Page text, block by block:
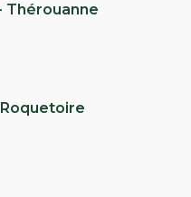
Thérouanne
Roquetoire